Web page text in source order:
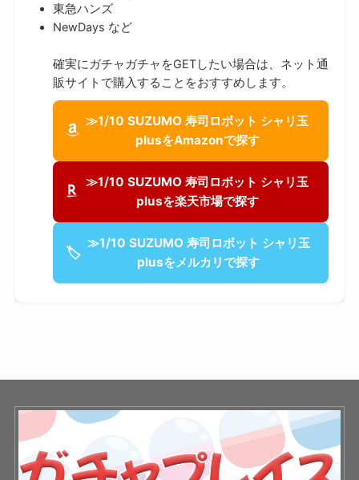
東急ハンズ
NewDays など
確実にガチャガチャをGETしたい場合は、ネット通
販サイトで購入することをおすすめします。
≫1/10 SUZUMO 寿司ロボット シャリ玉
plusをAmazonで探す
≫1/10 SUZUMO 寿司ロボット シャリ玉
plusを楽天市場で探す
🏷
≫1/10 SUZUMO 寿司ロボット シャリ玉
plusをメルカリで探す